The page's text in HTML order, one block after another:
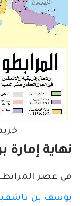
نهاية إمارة
في عصر المرابطين عام 451
يوسف بن